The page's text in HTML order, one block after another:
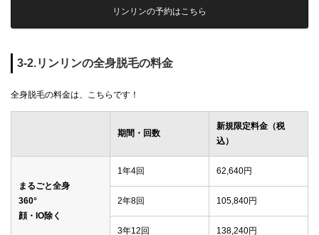
リンリンの予約はこちら
3-2.リンリンの全身脱毛の料金
全身脱毛の料金は、こちらです！
期間・回数
新規限定料金（税
込）
まるごと全身
360°
顔・IO除く
1年4回 62,640円
2年8回 105,840円
3年12回 138,240円